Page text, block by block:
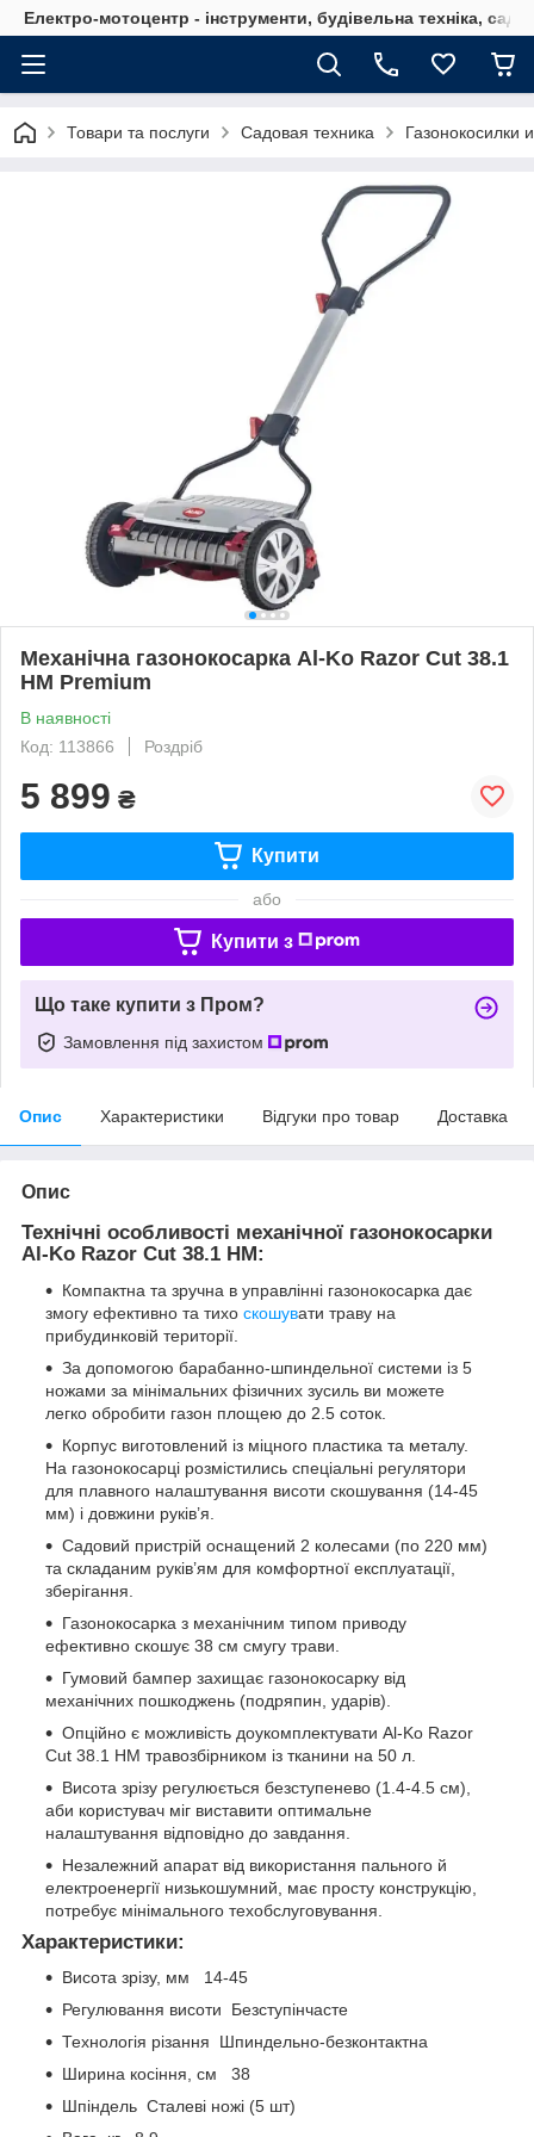
Електро-мотоцентр - інструменти, будівельна техніка,
Товари та послуги Садовая техника Газонокосилки
Механічна газонокосарка Al-Ko Razor Cut 38.1
HM Premium
В наявності
Код: 113866
Роздріб
5 899 ₴
Купити
або
Купити з
Що таке купити з Пром?
Замовлення під захистом
Опис Характеристики Відгуки про товар Доставка
Опис
Технічні особливості механічної газонокосарки
Al-Ko Razor Cut 38.1 HM:
Компактна та зручна в управлінні газонокосарка дає
змогу ефективно та тихо скошувати траву на
прибудинковій території.
За допомогою барабанно-шпиндельної системи із 5
ножами за мінімальних фізичних зусиль ви можете
легко обробити газон площею до 2.5 соток.
Корпус виготовлений із міцного пластика та металу.
На газонокосарці розмістились спеціальні регулятори
для плавного налаштування висоти скошування (14-45
мм) і довжини руків’я.
Садовий пристрій оснащений 2 колесами (по 220 мм)
та складаним руків’ям для комфортної експлуатації,
зберігання.
Газонокосарка з механічним типом приводу
ефективно скошує 38 см смугу трави.
Гумовий бампер захищає газонокосарку від
механічних пошкоджень (подряпин, ударів).
Опційно є можливість доукомплектувати Al-Ko Razor
Cut 38.1 HM травозбірником із тканини на 50 л.
Висота зрізу регулюється безступенево (1.4-4.5 см),
аби користувач міг виставити оптимальне
налаштування відповідно до завдання.
Незалежний апарат від використання пального й
електроенергії низькошумний, має просту конструкцію,
потребує мінімального техобслуговування.
Характеристики:
Висота зрізу, мм 14-45
Регулювання висоти Безступінчасте
Технологія різання Шпиндельно-безконтактна
Ширина косіння, см 38
Шпіндель Сталеві ножі (5 шт)